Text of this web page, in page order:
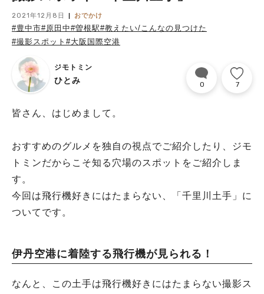
2021年12月8日 おでかけ
#豊中市#原田中#曽根駅#教えたい/こんなの見つけた
#撮影スポット #大阪国際空港
ジモトミン
ひとみ 0 7
皆さん、はじめまして。
おすすめのグルメを独自の視点でご紹介したり、ジモ
トミンだからこそ知る穴場のスポットをご紹介しま
す。
今回は飛行機好きにはたまらない、「千里川土手」に
ついてです。
伊丹空港に着陸する飛行機が見られる！
なんと、この土手は飛行機好きにはたまらない撮影ス